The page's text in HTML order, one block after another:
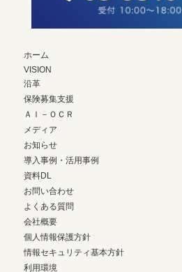
ホーム
VISION
沿革
保険募集支援
ＡＩ－ＯＣＲ
メディア
お知らせ
導入事例・活用事例
資料DL
お問い合わせ
よくある質問
会社概要
個人情報保護方針
情報セキュリティ基本方針
利用環境